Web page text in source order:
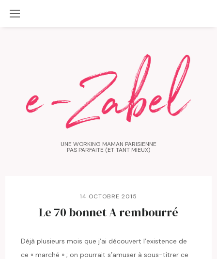
UNE WORKING MAMAN PARISIENNE
PAS PARFAITE (ET TANT MIEUX)
14 OCTOBRE 2015
Le 70 bonnet A rembourré
Déjà plusieurs mois que j’ai découvert l’existence de
ce « marché » ; on pourrait s’amuser à sous-titrer ce